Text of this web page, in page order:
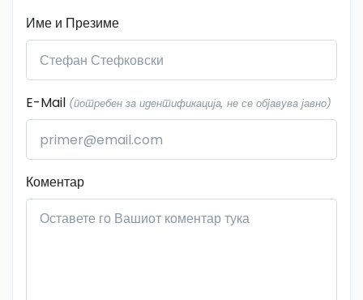
Име и Презиме
E-Mail (потребен за идентификација, не се објавува јавно)
Коментар